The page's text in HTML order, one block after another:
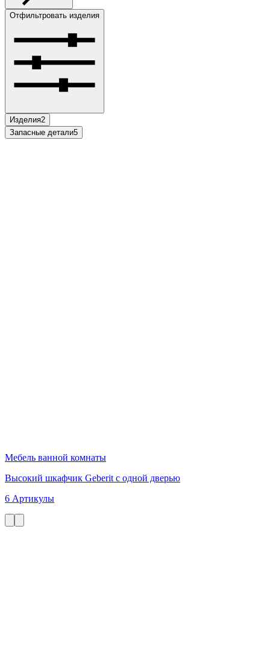
Отфильтровать изделия
Изделия2
Запасные детали5
Мебель ванной комнаты
Высокий шкафчик Geberit с одной дверью
6 Артикулы